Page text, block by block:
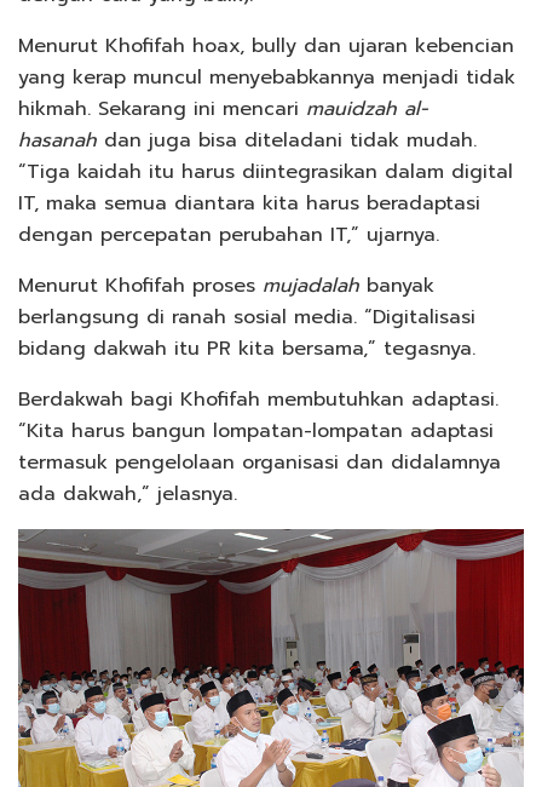
Menurut Khofifah hoax, bully dan ujaran kebencian
yang kerap muncul menyebabkannya menjadi tidak
hikmah. Sekarang ini mencari mauidzah al-
hasanah dan juga bisa diteladani tidak mudah.
“Tiga kaidah itu harus diintegrasikan dalam digital
IT, maka semua diantara kita harus beradaptasi
dengan percepatan perubahan IT,” ujarnya.
Menurut Khofifah proses mujadalah banyak
berlangsung di ranah sosial media. “Digitalisasi
bidang dakwah itu PR kita bersama,” tegasnya.
Berdakwah bagi Khofifah membutuhkan adaptasi.
“Kita harus bangun lompatan-lompatan adaptasi
termasuk pengelolaan organisasi dan didalamnya
ada dakwah,” jelasnya.